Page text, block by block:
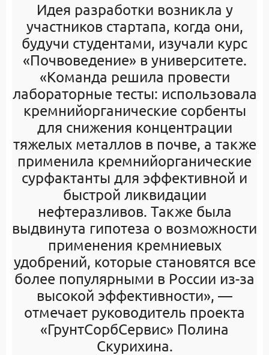
Идея разработки возникла у
участников стартапа, когда они,
будучи студентами, изучали курс
«Почвоведение» в университете.
«Команда решила провести
лабораторные тесты: использовала
кремнийорганические сорбенты
для снижения концентрации
тяжелых металлов в почве, а также
применила кремнийорганические
сурфактанты для эффективной и
быстрой ликвидации
нефтеразливов. Также была
выдвинута гипотеза о возможности
применения кремниевых
удобрений, которые становятся все
более популярными в России из-за
высокой эффективности», —
отмечает руководитель проекта
«ГрунтСорбСервис» Полина
Скурихина.